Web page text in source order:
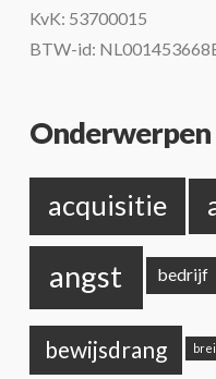
KvK: 53700015
BTW-id:
Onderwerpen
acquisitie
angst bedrijf
bewijsdrang